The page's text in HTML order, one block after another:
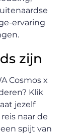
ervaring
zijn
Cosmos x
Klik
jezelf
naar de
spijt van